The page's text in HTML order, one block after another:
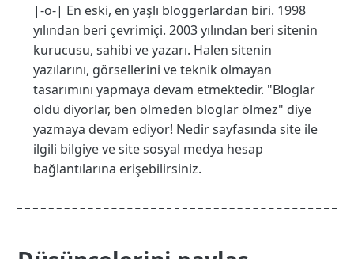
|-o-| En eski, en yaşlı bloggerlardan biri. 1998
yılından beri çevrimiçi. 2003 yılından beri sitenin
kurucusu, sahibi ve yazarı. Halen sitenin
yazılarını, görsellerini ve teknik olmayan
tasarımını yapmaya devam etmektedir. "Bloglar
öldü diyorlar, ben ölmeden bloglar ölmez" diye
yazmaya devam ediyor! Nedirsayfasında site ile
ilgili bilgiye ve site sosyal medya hesap
bağlantılarına erişebilirsiniz.